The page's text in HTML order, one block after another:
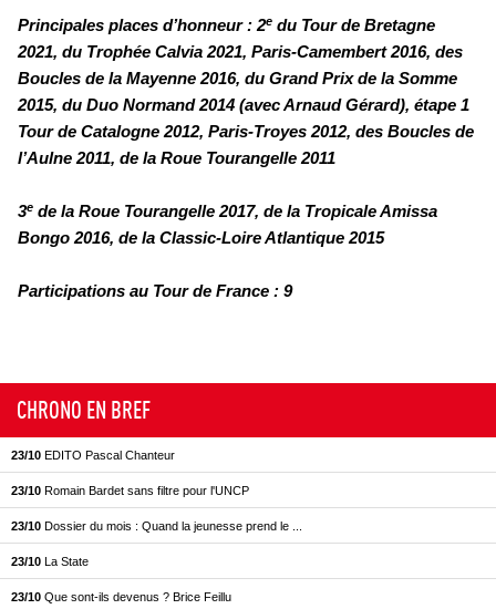
Principales places d’honneur : 2e du Tour de Bretagne
2021, du Trophée Calvia 2021, Paris-Camembert 2016, des
Boucles de la Mayenne 2016, du Grand Prix de la Somme
2015, du Duo Normand 2014 (avec Arnaud Gérard), étape 1
Tour de Catalogne 2012, Paris-Troyes 2012, des Boucles de
l’Aulne 2011, de la Roue Tourangelle 2011
3e de la Roue Tourangelle 2017, de la Tropicale Amissa
Bongo 2016, de la Classic-Loire Atlantique 2015
Participations au Tour de France : 9
CHRONO EN BREF
23/10 EDITO Pascal Chanteur
23/10 Romain Bardet sans filtre pour l'UNCP
23/10 Dossier du mois : Quand la jeunesse prend le ...
23/10 La State
23/10 Que sont-ils devenus ? Brice Feillu